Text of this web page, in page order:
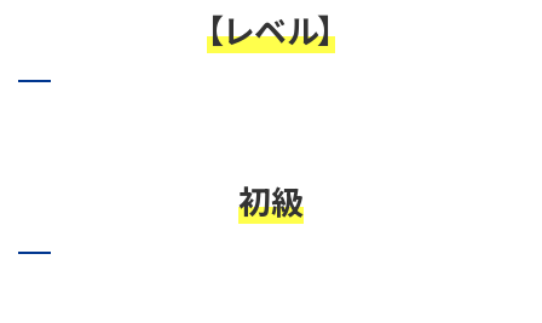
【レベル】
初級